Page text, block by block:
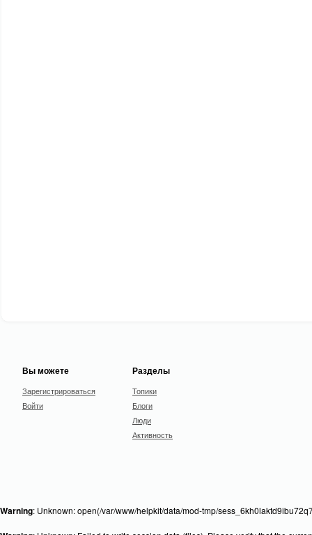
Вы можете
Зарегистрироваться
Войти
Разделы
Топики
Блоги
Люди
Активность
Warning: Unknown: open(/var/www/helpkit/data/mod-tmp/